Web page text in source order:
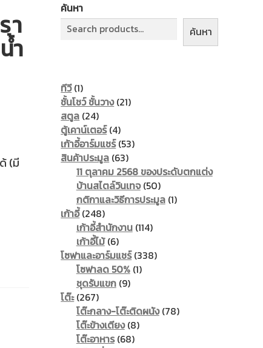
า
ำ
(มี
ค้นหา
ค้นหา
ทีวี 11
product
ชั้นโชว์ ชั้นวาง 2121
สตูล 2424
products
ตู้เคาน์เตอร์ 44
products
เก้าอี้อาร์มแชร์ 5353
สินค้าประมูล 6363
products
11 ตุลาคม 2568 ของประดับตกแต่ง
บ้านสไตล์วินเทจ 5050
products
กติกาและวิธีการประมูล 11
เก้าอี้ 248248
products
เก้าอี้สำนักงาน 114114
เก้าอี้ไม้ 66
products
โซฟาและอาร์มแชร์ 338338
โซฟาลด 50% 11
ชุดรับแขก 99
โต๊ะ 267267
products
โต๊ะกลาง-โต๊ะติดผนัง 7878
โต๊ะข้างเตียง 88
โต๊ะอาหาร 6868